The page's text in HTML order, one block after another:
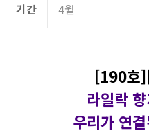
기간 4월
[190호
라일락
우리가 연